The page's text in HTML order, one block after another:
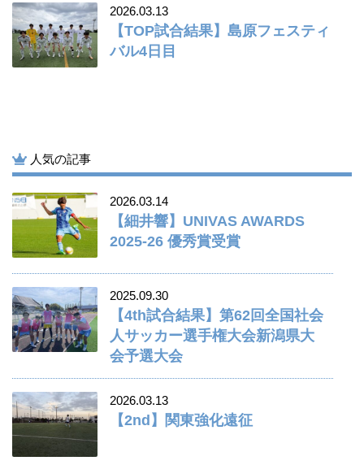
2026.03.13
【TOP試合結果】島原フェスティ
バル4日目
人気の記事
2026.03.14
【細井響】UNIVAS AWARDS
2025-26 優秀賞受賞
2025.09.30
【4th試合結果】第62回全国社会
人サッカー選手権大会新潟県大
会予選大会
2026.03.13
【2nd】関東強化遠征